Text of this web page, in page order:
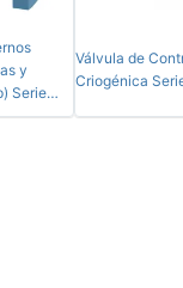
y
Serie
Válvula de
Criogénica